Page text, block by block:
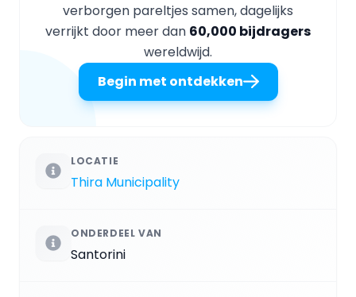
verborgen pareltjes samen, dagelijks
verrijkt door meer dan 60,000 bijdragers
wereldwijd.
Begin met ontdekken
LOCATIE
Thira Municipality
ONDERDEEL VAN
Santorini